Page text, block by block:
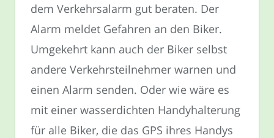
dem Verkehrsalarm gut beraten. Der
Alarm meldet Gefahren an den Biker.
Umgekehrt kann auch der Biker selbst
andere Verkehrsteilnehmer warnen und
einen Alarm senden. Oder wie wäre es
mit einer wasserdichten Handyhalterung
für alle Biker, die das GPS ihres Handys